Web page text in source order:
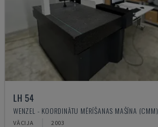
LH 54
WENZEL - KOORDINĀTU MĒRĪŠANAS MAŠĪNA (CMM)
VĀCIJA 2003